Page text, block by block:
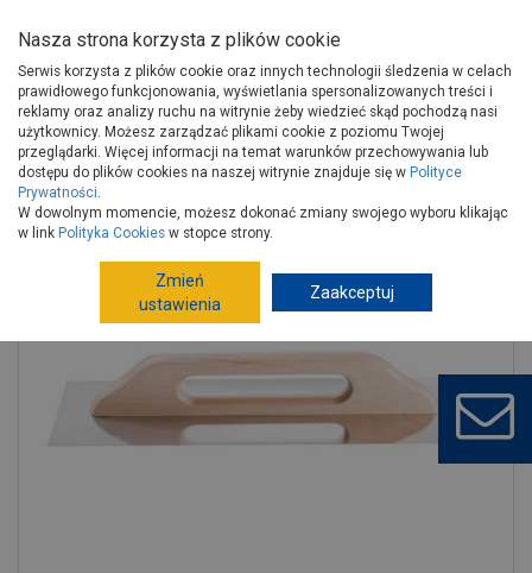
Strona główna Narzędzia
Narzędzia ręczne, warsztat
Narzędzia murarskie
Pace
Paca szwajcarska 43, 13x28 cm HARDY
Nasza strona korzysta z plików cookie
Serwis korzysta z plików cookie oraz innych technologii śledzenia w celach
prawidłowego funkcjonowania, wyświetlania spersonalizowanych treści i
reklamy oraz analizy ruchu na witrynie żeby wiedzieć skąd pochodzą nasi
użytkownicy. Możesz zarządzać plikami cookie z poziomu Twojej
przeglądarki. Więcej informacji na temat warunków przechowywania lub
dostępu do plików cookies na naszej witrynie znajduje się w Polityce
Prywatności.
W dowolnym momencie, możesz dokonać zmiany swojego wyboru klikając
w link Polityka Cookies w stopce strony.
Zmień
ustawienia
Zaakceptuj